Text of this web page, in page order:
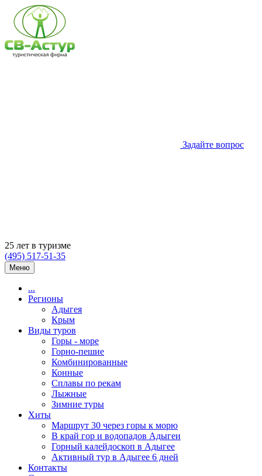
Задайте вопрос
25 лет в туризме
(495) 517-51-35
Меню
...
Регионы
Адыгея
Крым
Виды туров
Горы - море
Горно-пешие
Комбинированные
Конные
Сплавы по рекам
Лыжные
Зимние туры
Хиты
Маршрут 30 через горы к морю
В край гор и водопадов Адыгеи
Горный калейдоскоп в Адыгее
Активный тур в Адыгее 6 дней
Контакты